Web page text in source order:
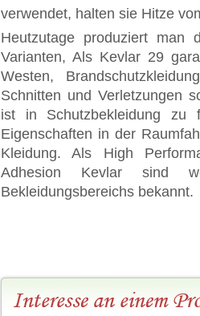
verwendet, halten sie Hitze
Heutzutage produziert man
Varianten, Als Kevlar 29
Westen,
Schnitten und Verletzungen
ist in Schutzbekleidung zu
Eigenschaften in der
Kleidung. Als High
Adhesion Kevlar sind
Bekleidungsbereichs bekannt.